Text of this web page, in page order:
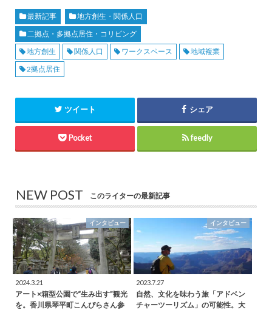
最新記事
地方創生・関係人口
二拠点・多拠点居住・コリビング
地方創生
関係人口 ワークスペース
地域複業
2拠点居住
ツイート シェア
Pocket feedly
NEW POST このライターの最新記事
インタビュー
2024.3.21
アート×箱型公園で“生み出す”観光
を。香川県琴平町こんぴらさん参
インタビュー
2023.7.27
自然、文化を味わう旅「アドベン
チャーツーリズム」の可能性。大